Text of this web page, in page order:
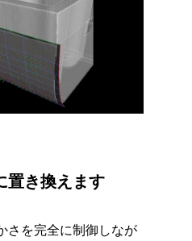
置き換えます
さを完全に制御しなが